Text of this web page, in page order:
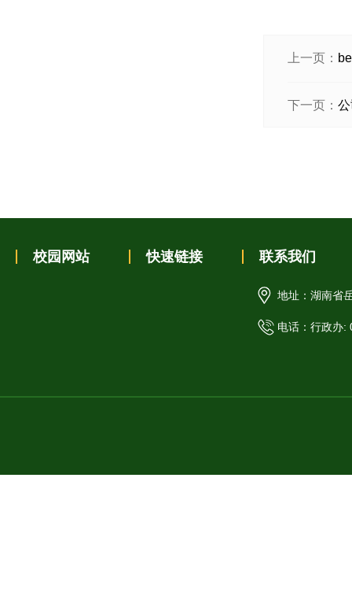
上一页：
下一页：
校园网站 快速链接 联系我们
地址：湖南省
电话：行政办